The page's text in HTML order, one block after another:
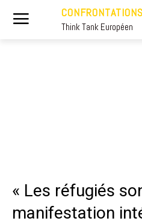
Think Tank Européen
« Les réfugiés
manifestation